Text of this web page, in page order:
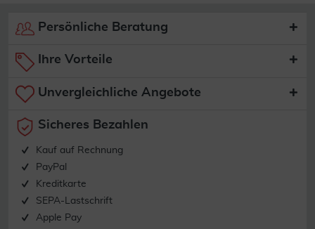
Persönliche Beratung
Ihre Vorteile
Unvergleichliche Angebote
Sicheres Bezahlen
Kauf auf Rechnung
PayPal
Kreditkarte
SEPA-Lastschrift
Apple Pay